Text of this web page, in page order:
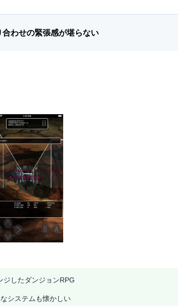
わせの緊張感が堪らない
ジしたダンジョンRPG
システムも懐かしい